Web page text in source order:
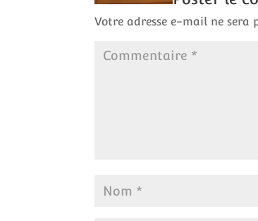
Votre adresse e-mail ne sera